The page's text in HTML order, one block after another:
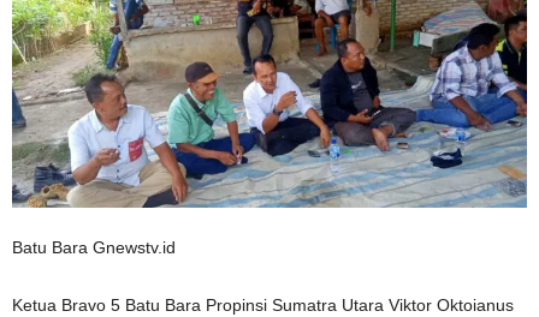
Batu Bara Gnewstv.id
Ketua Bravo 5 Batu Bara Propinsi Sumatra Utara Viktor Oktoianus